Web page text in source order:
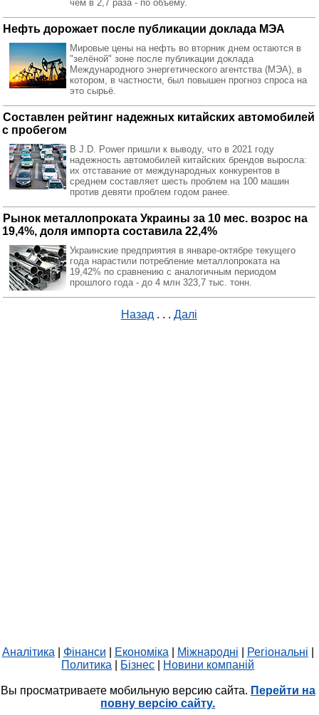
чем в 2,7 раза - по объему.
Нефть дорожает после публикации доклада МЭА
Мировые цены на нефть во вторник днем остаются в
"зелёной" зоне после публикации доклада
Международного энергетического агентства (МЭА), в
котором, в частности, был повышен прогноз спроса на
это сырьё.
Составлен рейтинг надежных китайских автомобилей
с пробегом
В J.D. Power пришли к выводу, что в 2021 году
надежность автомобилей китайских брендов выросла:
их отставание от международных конкурентов в
среднем составляет шесть проблем на 100 машин
против девяти проблем годом ранее.
Рынок металлопроката Украины за 10 мес. возрос на
19,4%, доля импорта составила 22,4%
Украинские предприятия в январе-октябре текущего
года нарастили потребление металлопроката на
19,42% по сравнению с аналогичным периодом
прошлого года - до 4 млн 323,7 тыс. тонн.
Назад . . . Далі
Аналітика Фінанси Економіка Міжнародні Регіональні
Политика
Бізнес Новини компаній
Вы просматриваете мобильную версию сайта. Перейти на
повну версію сайту.